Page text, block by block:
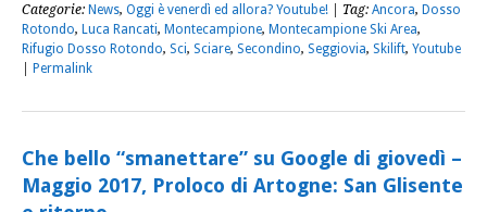
Categorie: News, Oggi è venerdì ed allora? Youtube! | Tag: Ancora, Dosso
Rotondo, Luca Rancati, Montecampione, Montecampione Ski Area,
Rifugio Dosso Rotondo, Sci, Sciare, Secondino, Seggiovia, Skilift, Youtube
Permalink
Che bello “smanettare” su Google di giovedì –
Maggio 2017, Proloco di Artogne: San Glisente